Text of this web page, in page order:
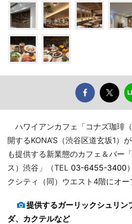
ハワイアンカフェ「コナズ珈琲
開するKONA’S（渋谷区道玄坂1）
も提供する新業態のカフェ＆バー
ス）渋谷」（TEL 03-6455-3400
クシティ（同）ウエスト4階にオー
提供するガーリックシュリン
ダ、カクテルなど